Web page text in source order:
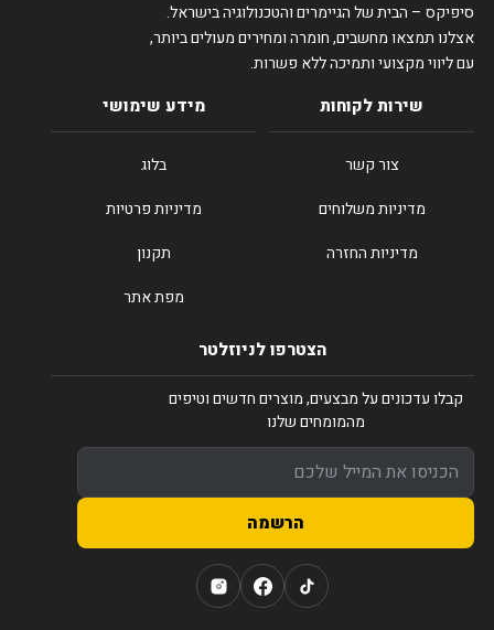
סיפיקס – הבית של הגיימרים והטכנולוגיה בישראל.
אצלנו תמצאו מחשבים, חומרה ומחירים מעולים ביותר,
עם ליווי מקצועי ותמיכה ללא פשרות.
שירות לקוחות
צור קשר
מדיניות משלוחים
מדיניות החזרה
מידע שימושי
בלוג
מדיניות פרטיות
תקנון
מפת אתר
הצטרפו לניוזלטר
קבלו עדכונים על מבצעים, מוצרים חדשים וטיפים
מהמומחים שלנו
הרשמה